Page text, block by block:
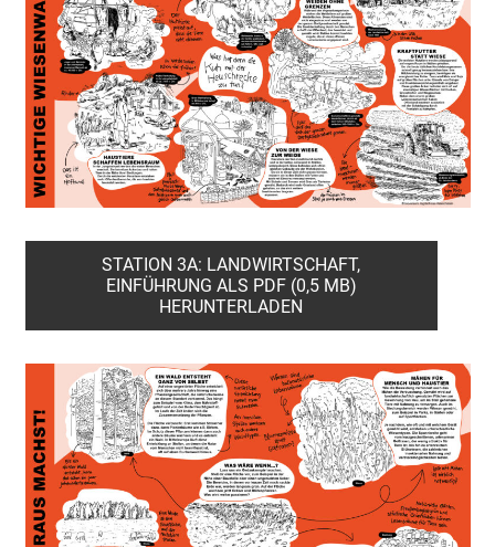
STATION 3A: LANDWIRTSCHAFT,
EINFÜHRUNG ALS PDF (0,5 MB)
HERUNTERLADEN